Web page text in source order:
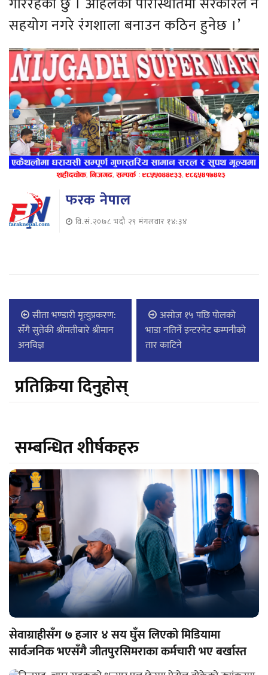
सहयोग नगरे रंगशाला बनाउन कठिन हुनेछ ।’
फरक नेपाल
वि.सं.२०७८ भदौ २९ मंगलवार १४:३४
सीता भण्डारी मृत्युप्रकरण:
सँगै सुतेकी श्रीमतीबारे श्रीमान
अनविज्ञ
असोज १५ पछि पोलको
भाडा नतिर्ने इन्टरनेट कम्पनीको
तार काटिने
प्रतिक्रिया दिनुहोस्
सम्बन्धित शीर्षकहरु
सेवाग्राहीसँग ७ हजार ४ सय घुँस लिएको मिडियामा
सार्वजनिक भएसँगै जीतपुरसिमराका कर्मचारी भए बर्खास्त